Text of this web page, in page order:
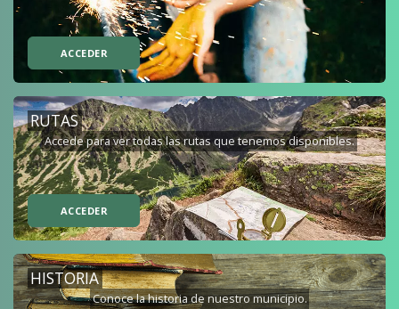
ACCEDER
RUTAS
Accede para ver todas las rutas que tenemos disponibles.
ACCEDER
HISTORIA
Conoce la historia de nuestro municipio.